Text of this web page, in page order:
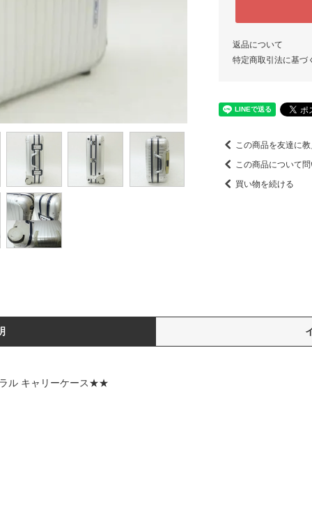
返品について
特定商取引法に基づ
この商品を友達に
この商品について
買い物を続ける
ル キャリーケース★★